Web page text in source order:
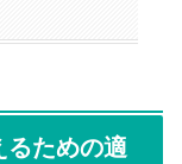
るための適